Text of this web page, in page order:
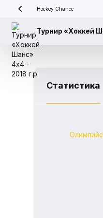
Hockey Chance
Турнир «Хоккей
Статистика